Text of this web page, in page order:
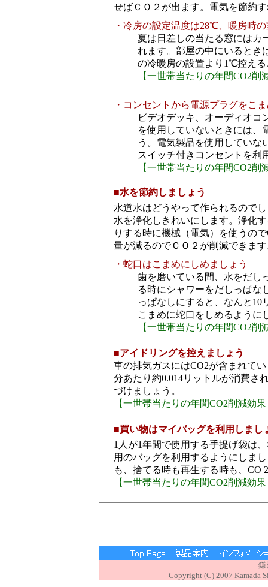
せばＣＯ２が出ます。電気を節約
・冷房の設定温度は28℃、暖房時
夏は日差しの当たる窓にはカ
れます。部屋の中にいるとき
の冷暖房の設置より1℃控え
【一世帯当たりの年間CO2削
・コンセントから電源プラグをこ
ビデオデッキ、オーディオコ
を使用していないときには、
う。電気製品を使用していな
スイッチ付きコンセントを利
【一世帯当たりの年間CO2削
■水を節約しましょう
水道水はどうやって作られるので
水を浄化しきれいにします。浄化
りする時に機械（電気）を使うの
量が減るのでＣＯ２が削減できま
・蛇口はこまめにしめましょう
歯を磨いている間、水をだし
る時にシャワーをだしっぱな
っぱなしにすると、なんと10
こまめに蛇口をしめるように
【一世帯当たりの年間CO2削
■アイドリングを控えましょう
車の排気ガスにはCO2が含まれて
分あたり約0.014リットルが消費さ
づけましょう。
【一世帯当たりの年間CO2削減効
■買い物はマイバッグを利用しまし
1人が1年間で使用する手提げ袋は
用のバッグを利用するようにしま
も、捨てる時も再生する時も、CO
【一世帯当たりの年間CO2削減効
鎌
Copyright (C) 2007 Kamada